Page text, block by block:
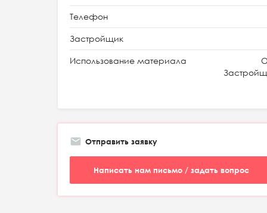
Телефон
Застройщик
Использование материала
Отправить заявку
Написать нам письмо / задать вопрос